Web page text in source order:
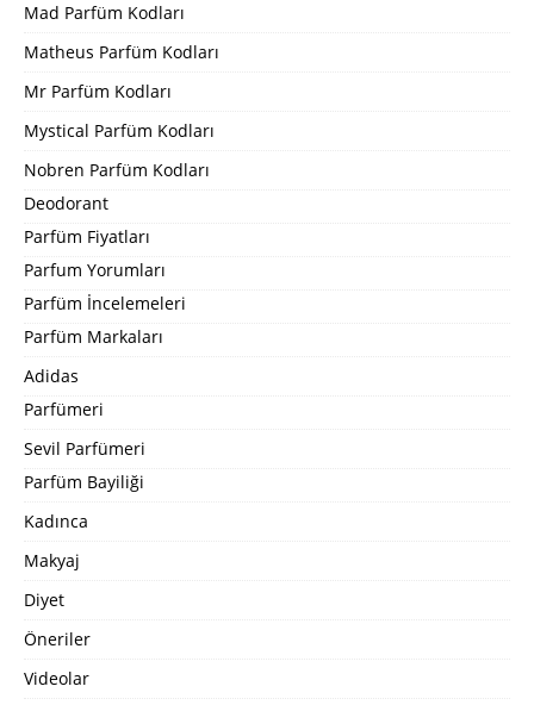
Mad Parfüm Kodları
Matheus Parfüm Kodları
Mr Parfüm Kodları
Mystical Parfüm Kodları
Nobren Parfüm Kodları
Deodorant
Parfüm Fiyatları
Parfum Yorumları
Parfüm İncelemeleri
Parfüm Markaları
Adidas
Parfümeri
Sevil Parfümeri
Parfüm Bayiliği
Kadınca
Makyaj
Diyet
Öneriler
Videolar